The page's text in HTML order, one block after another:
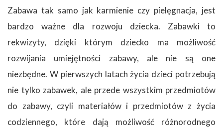
Zabawa tak samo jak karmienie czy pielęgnacja, jest
bardzo ważne dla rozwoju dziecka. Zabawki to
rekwizyty, dzięki którym dziecko ma możliwość
rozwijania umiejętności zabawy, ale nie są one
niezbędne. W pierwszych latach życia dzieci potrzebują
nie tylko zabawek, ale przede wszystkim przedmiotów
do zabawy, czyli materiałów i przedmiotów z życia
codziennego, które dają możliwość różnorodnego